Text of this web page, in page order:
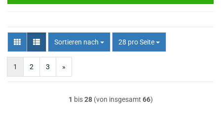
Sortieren nach
Sortieren nach 28 pro Seite
pro Seite
1 2 3 »
1 bis28(von insgesamt 66)